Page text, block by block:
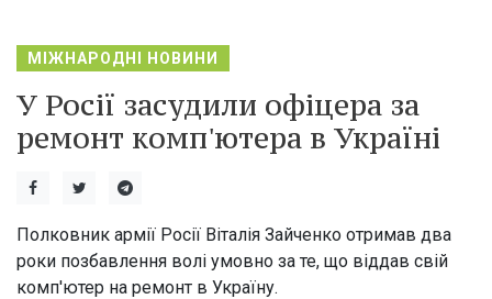
МІЖНАРОДНІ НОВИНИ
У Росії засудили офіцера за
ремонт комп'ютера в Україні
Полковник армії Росії Віталія Зайченко отримав два
роки позбавлення волі умовно за те, що віддав свій
комп'ютер на ремонт в Україну.